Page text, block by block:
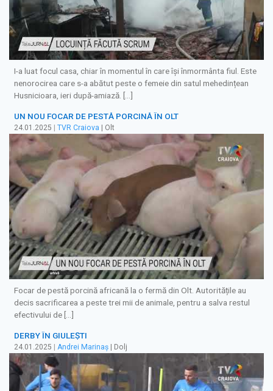
I-a luat focul casa, chiar în momentul în care își înmormânta fiul. Este
nenorocirea care s-a abătut peste o femeie din satul mehedințean
Husnicioara, ieri după-amiază. […]
UN NOU FOCAR DE PESTĂ PORCINĂ ÎN OLT
24.01.2025 TVR Craiova | Olt
Focar de pestă porcină africană la o fermă din Olt. Autoritățile au
decis sacrificarea a peste trei mii de animale, pentru a salva restul
efectivului de […]
DERBY ÎN GIULEȘTI
24.01.2025 Andrei Marinaș | Dolj